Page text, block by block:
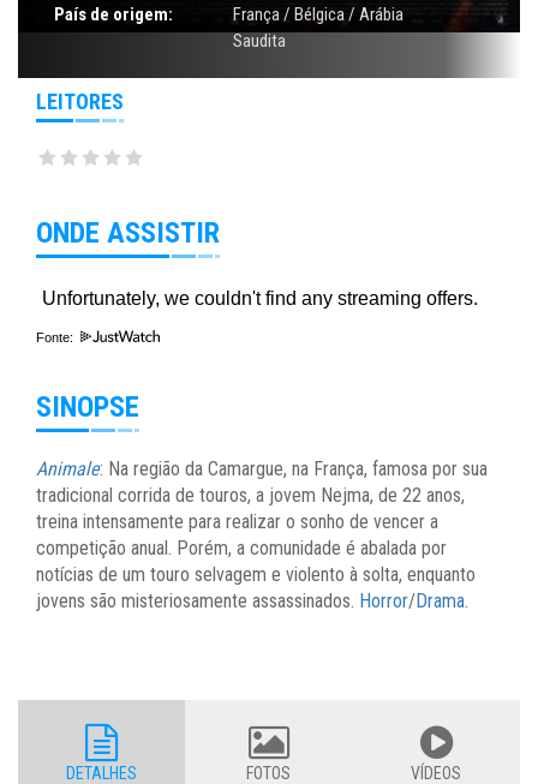
País de origem:
França / Bélgica / Arábia
Saudita
LEITORES
ONDE ASSISTIR
Fonte:
SINOPSE
Animale: Na região da Camargue, na França, famosa por sua
tradicional corrida de touros, a jovem Nejma, de 22 anos,
treina intensamente para realizar o sonho de vencer a
competição anual. Porém, a comunidade é abalada por
notícias de um touro selvagem e violento à solta, enquanto
jovens são misteriosamente assassinados. Horror/Drama
DETALHES FOTOS VÍDEOS